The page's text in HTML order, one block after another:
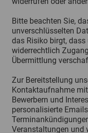
Bitte beachten Sie,
unverschlüsselten
das Risiko birgt,
widerrechtlich
Übermittlung
Zur Bereitstellung
Kontaktaufnahme
Bewerbern und
personalisierte
Veranstaltungen und